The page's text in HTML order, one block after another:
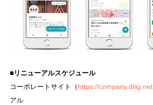
■リニューアルスケジュール
コーポレートサイト（https://company.diiig.net
アル